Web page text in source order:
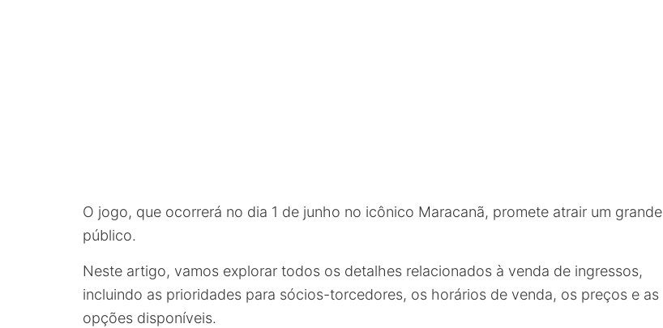
O jogo, que ocorrerá no dia 1 de junho no icônico Maracanã, promete atrair um grande
público.
Neste artigo, vamos explorar todos os detalhes relacionados à venda de ingressos,
incluindo as prioridades para sócios-torcedores, os horários de venda, os preços e as
opções disponíveis.